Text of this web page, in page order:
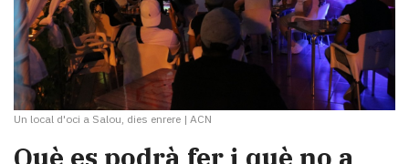
Un local d'oci a Salou, dies enrere | ACN